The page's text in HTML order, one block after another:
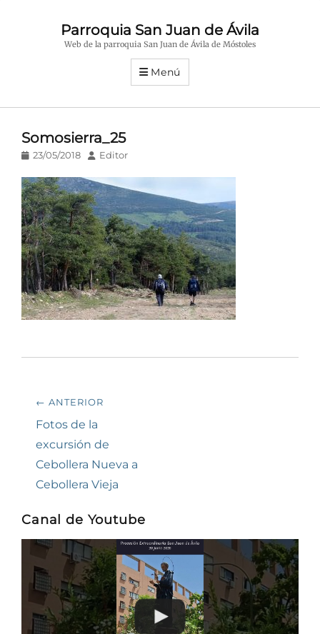
Parroquia San Juan de Ávila
Web de la parroquia San Juan de Ávila de Móstoles
Menú
Somosierra_25
Publicado
23/05/2018 AutorEditor
Navegación
de
entradas
← ANTERIOR
Entrada
anterior:
Fotos de la
excursión de
Cebollera Nueva a
Cebollera Vieja
Canal de Youtube